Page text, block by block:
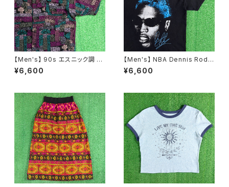
【Men's】 90s エスニック調 総
柄 シャツ / 90年代 半袖 メンズ
柄シャツ N1588
¥6,600
【Men's】 NBA Dennis Rodm
an オフィシャル Tシャツ / ティ
ーシャツ T-Shirt 古着 ロッドマ
¥6,600